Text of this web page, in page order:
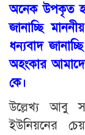
অনেক উপকৃত
জানাচ্ছি
ধন্যবাদ
অহংকার
কে।
উল্লেখ্য আবু
ইউনিয়নের